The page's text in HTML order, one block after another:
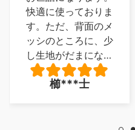
快適に使っておりま
す。ただ、背面のメ
ッシのところに、少
し生地がだまになっ
ているところがあ
り、少し残念でした
櫛***士